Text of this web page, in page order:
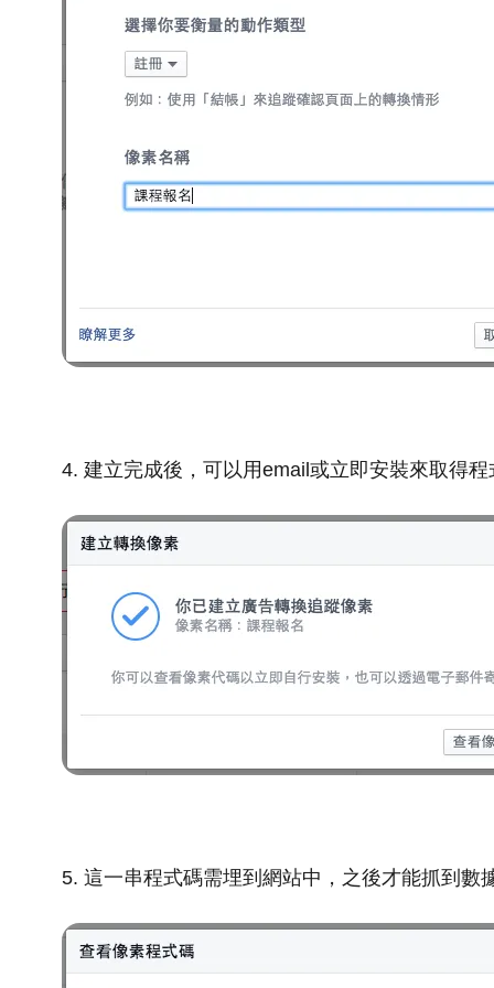
4. 建立完成後，可以用email或立即安裝來取得程
5. 這一串程式碼需埋到網站中，之後才能抓到數